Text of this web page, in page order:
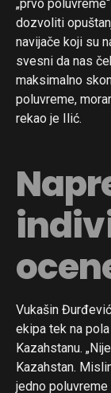
„prvo
dozvoliti
navijače koji su
svesni da nas
maksimalno
poluvreme,
rekao je Ilić.
Vukašin
ekipa tek na
Kazahstanu.
Kazahstan.
jedno